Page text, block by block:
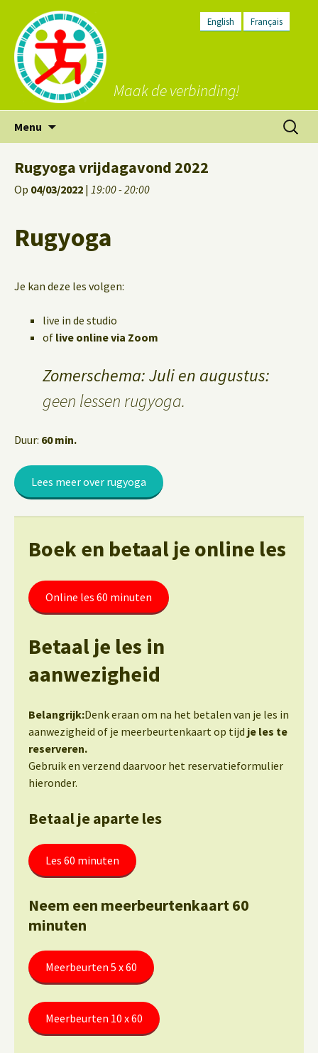
English Français
Maak de verbinding!
Menu
inhoud
Zoeken
naar:
Rugyoga vrijdagavond 2022
Op 04/03/2022 | 19:00 - 20:00
Rugyoga
Je kan deze les volgen:
live in de studio
of live online via Zoom
Zomerschema: Juli en augustus:
geen lessen rugyoga.
Duur: 60 min.
Lees meer over rugyoga
Boek en betaal je online les
Online les 60 minuten
Betaal je les in
aanwezigheid
Belangrijk:Denk eraan om na het betalen van je les in
aanwezigheid of je meerbeurtenkaart op tijd je les te
reserveren.
Gebruik en verzend daarvoor het reservatieformulier
hieronder.
Betaal je aparte les
Les 60 minuten
Neem een meerbeurtenkaart 60
minuten
Meerbeurten 5 x 60
Meerbeurten 10 x 60